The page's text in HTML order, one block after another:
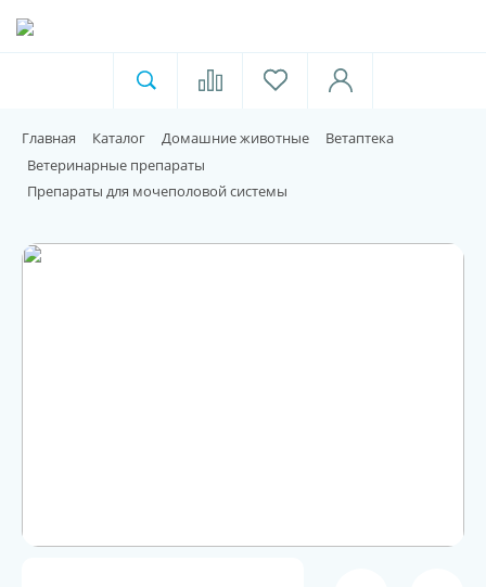
Для пищевой индустрии
Каталог материалов
Главная Каталог Домашние животные
Ветаптека
Ветеринарные препараты
Препараты для мочеполовой системы